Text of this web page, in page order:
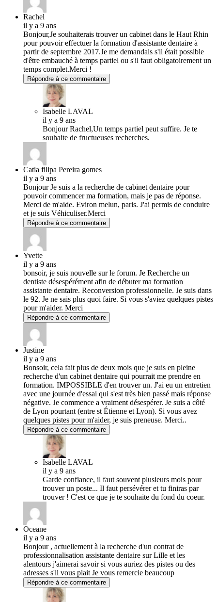
Rachel
il y a 9 ans
Bonjour,Je souhaiterais trouver un cabinet dans le Haut Rhin
pour pouvoir effectuer la formation d'assistante dentaire à
partir de septembre 2017.Je me demandais s'il était possible
d'être embauché à temps partiel ou s'il faut obligatoirement un
temps complet.Merci !
Répondre à ce commentaire
Isabelle LAVAL
il y a 9 ans
Bonjour Rachel,Un temps partiel peut suffire. Je te
souhaite de fructueuses recherches.
Catia filipa Pereira gomes
il y a 9 ans
Bonjour Je suis a la recherche de cabinet dentaire pour
pouvoir commencer ma formation, mais je pas de réponse.
Merci de m'aide. Eviron melun, paris. J'ai permis de conduire
et je suis Véhiculiser.Merci
Répondre à ce commentaire
Yvette
il y a 9 ans
bonsoir, je suis nouvelle sur le forum. Je Recherche un
dentiste désespérément afin de débuter ma formation
assistante dentaire. Reconversion professionnelle. Je suis dans
le 92. Je ne sais plus quoi faire. Si vous s'aviez quelques pistes
pour m'aider. Merci
Répondre à ce commentaire
Justine
il y a 9 ans
Bonsoir, cela fait plus de deux mois que je suis en pleine
recherche d'un cabinet dentaire qui pourrait me prendre en
formation. IMPOSSIBLE d'en trouver un. J'ai eu un entretien
avec une journée d'essai qui s'est très bien passé mais réponse
négative. Je commence a vraiment désespérer. Je suis a côté
de Lyon pourtant (entre st Étienne et Lyon). Si vous avez
quelques pistes pour m'aider, je suis preneuse. Merci..
Répondre à ce commentaire
Isabelle LAVAL
il y a 9 ans
Garde confiance, il faut souvent plusieurs mois pour
trouver un poste... Il faut persévérer et tu finiras par
trouver ! C'est ce que je te souhaite du fond du coeur.
Oceane
il y a 9 ans
Bonjour , actuellement à la recherche d'un contrat de
professionnalisation assistante dentaire sur Lille et les
alentours j'aimerai savoir si vous auriez des pistes ou des
adresses s'il vous plait Je vous remercie beaucoup
Répondre à ce commentaire